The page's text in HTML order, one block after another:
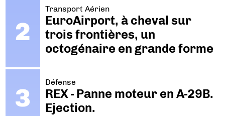
Transport Aérien
EuroAirport, à cheval sur
trois frontières, un
octogénaire en grande forme
Défense
REX - Panne moteur en A-29B.
Ejection.